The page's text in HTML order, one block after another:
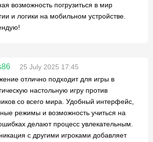
возможность погрузиться в мир
и логики на мобильном устройстве.
25 July 2025 17:45
отлично подходит для игры в
настольную игру против
со всего мира. Удобный интерфейс,
режимы и возможность учиться на
делают процесс увлекательным.
с другими игроками добавляет